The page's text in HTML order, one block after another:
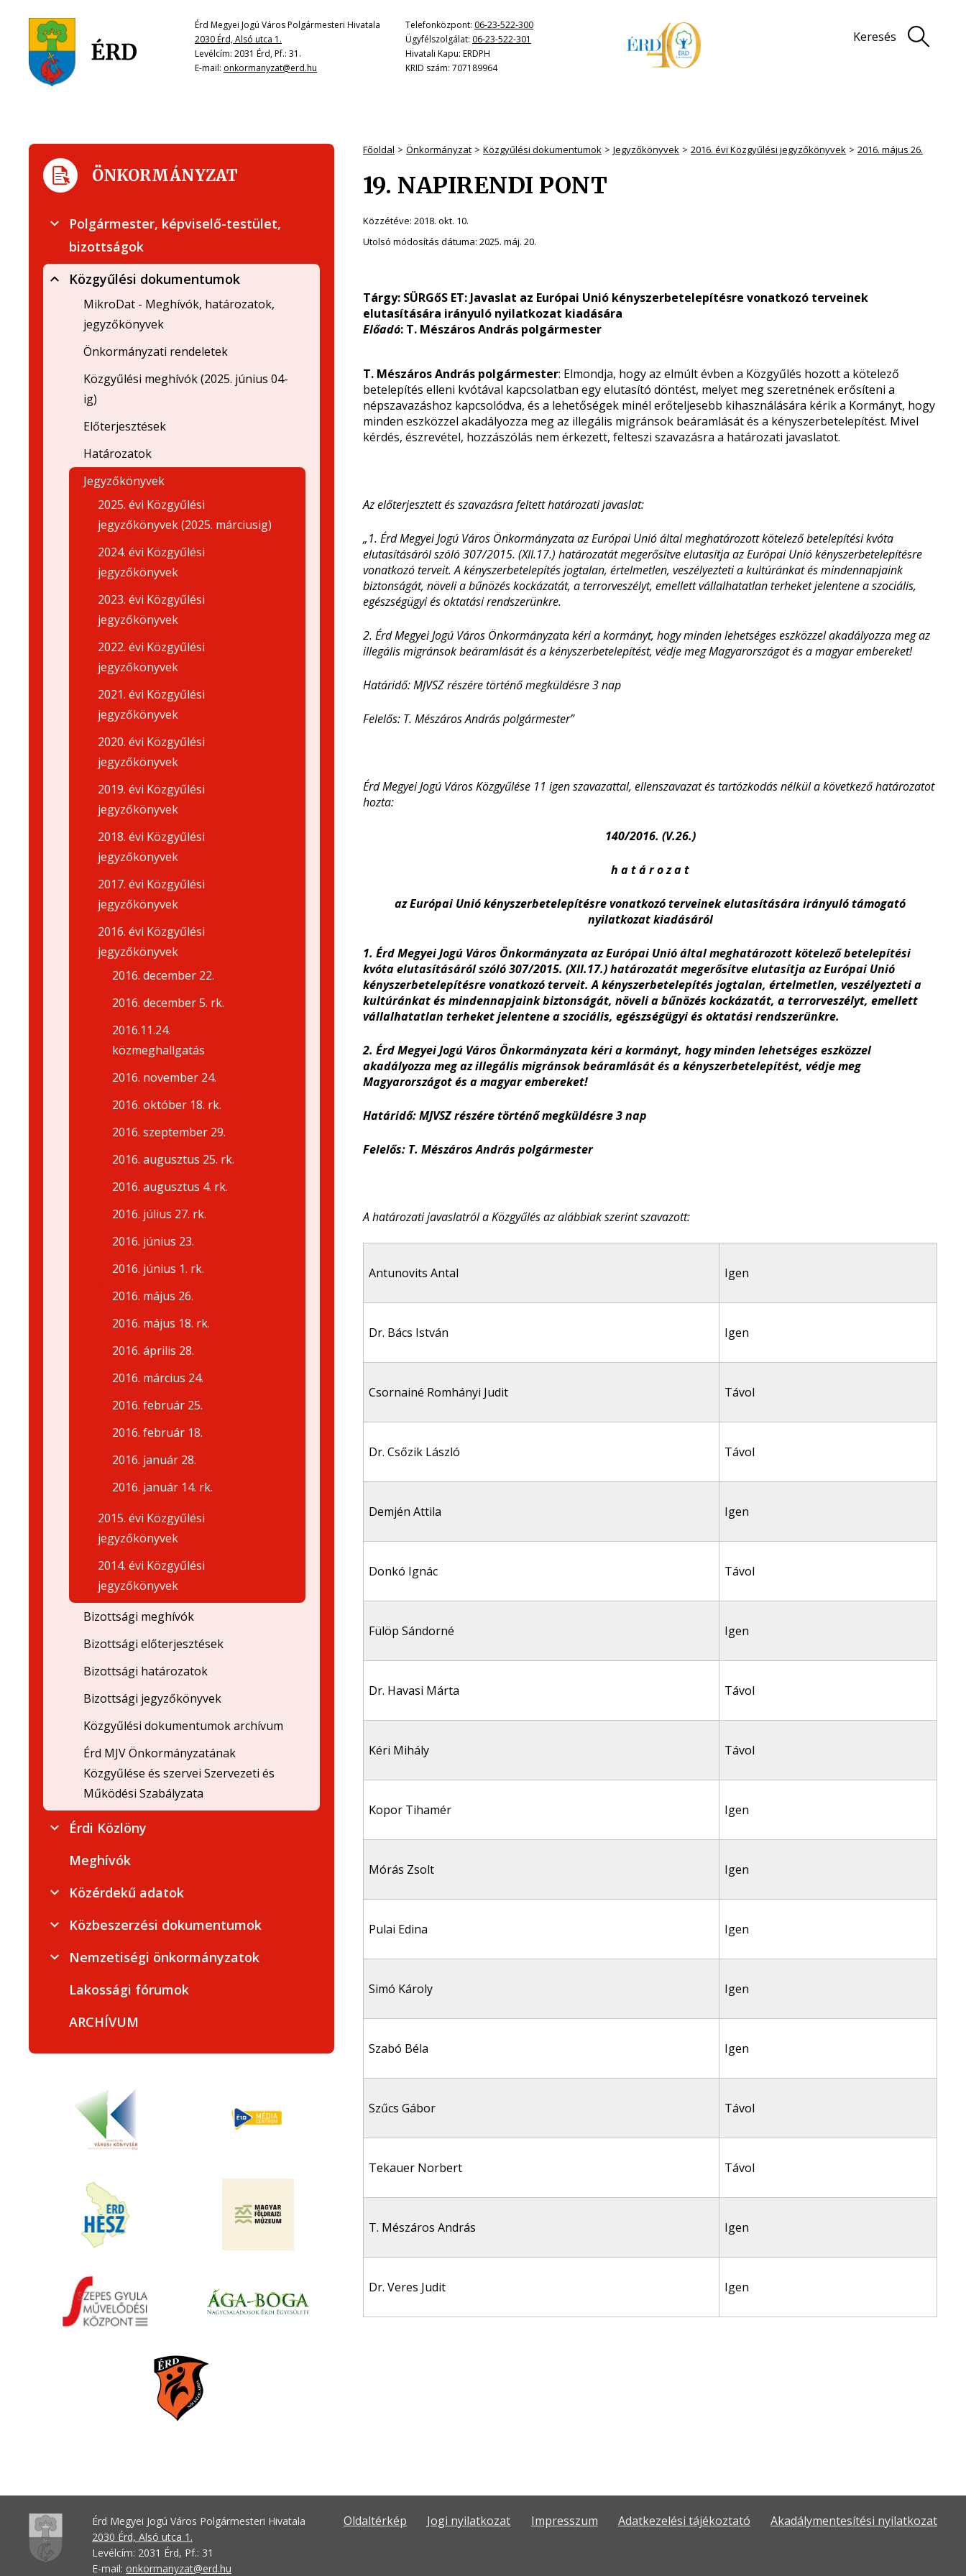
Érd Megyei Jogú Város Polgármesteri Hivatala
2030 Érd, Alsó utca 1.
Levélcím: 2031 Érd, Pf.: 31.
E-mail: onkormanyzat@erd.hu
Telefonközpont: 06-23-522-300
Ügyfélszolgálat: 06-23-522-301
Hivatali Kapu: ERDPH
KRID szám: 707189964
Keresés
Főoldal Önkormányzat Közgyűlési dokumentumok Jegyzőkönyvek 2016. évi Közgyűlési jegyzőkönyvek 2016. május 26.
19. NAPIRENDI PONT
Közzétéve: 2018. okt. 10.
Utolsó módosítás dátuma: 2025. máj. 20.
Tárgy: SÜRGőS ET: Javaslat az Európai Unió kényszerbetelepítésre vonatkozó terveinek
elutasítására irányuló nyilatkozat kiadására
Előadó: T. Mészáros András polgármester
T. Mészáros András polgármester: Elmondja, hogy az elmúlt évben a Közgyűlés hozott a kötelező
betelepítés elleni kvótával kapcsolatban egy elutasító döntést, melyet meg szeretnének erősíteni a
népszavazáshoz kapcsolódva, és a lehetőségek minél erőteljesebb kihasználására kérik a Kormányt, hogy
minden eszközzel akadályozza meg az illegális migránsok beáramlását és a kényszerbetelepítést. Mivel
kérdés, észrevétel, hozzászólás nem érkezett, felteszi szavazásra a határozati javaslatot.
Az előterjesztett és szavazásra feltett határozati javaslat:
„1. Érd Megyei Jogú Város Önkormányzata az Európai Unió által meghatározott kötelező betelepítési kvóta
elutasításáról szóló 307/2015. (XII.17.) határozatát megerősítve elutasítja az Európai Unió kényszerbetelepítésre
vonatkozó terveit. A kényszerbetelepítés jogtalan, értelmetlen, veszélyezteti a kultúránkat és mindennapjaink
biztonságát, növeli a bűnözés kockázatát, a terrorveszélyt, emellett vállalhatatlan terheket jelentene a szociális,
egészségügyi és oktatási rendszerünkre.
2. Érd Megyei Jogú Város Önkormányzata kéri a kormányt, hogy minden lehetséges eszközzel akadályozza meg az
illegális migránsok beáramlását és a kényszerbetelepítést, védje meg Magyarországot és a magyar embereket!
Határidő: MJVSZ részére történő megküldésre 3 nap
Felelős: T. Mészáros András polgármester”
Érd Megyei Jogú Város Közgyűlése 11 igen szavazattal, ellenszavazat és tartózkodás nélkül a következő határozatot
hozta:
140/2016. (V.26.)
h a t á r o z a t
az Európai Unió kényszerbetelepítésre vonatkozó terveinek elutasítására irányuló támogató
nyilatkozat kiadásáról
1. Érd Megyei Jogú Város Önkormányzata az Európai Unió által meghatározott kötelező betelepítési
kvóta elutasításáról szóló 307/2015. (XII.17.) határozatát megerősítve elutasítja az Európai Unió
kényszerbetelepítésre vonatkozó terveit. A kényszerbetelepítés jogtalan, értelmetlen, veszélyezteti a
kultúránkat és mindennapjaink biztonságát, növeli a bűnözés kockázatát, a terrorveszélyt, emellett
vállalhatatlan terheket jelentene a szociális, egészségügyi és oktatási rendszerünkre.
2. Érd Megyei Jogú Város Önkormányzata kéri a kormányt, hogy minden lehetséges eszközzel
akadályozza meg az illegális migránsok beáramlását és a kényszerbetelepítést, védje meg
Magyarországot és a magyar embereket!
Határidő: MJVSZ részére történő megküldésre 3 nap
Felelős: T. Mészáros András polgármester
A határozati javaslatról a Közgyűlés az alábbiak szerint szavazott:
Antunovits Antal Igen
Dr. Bács István Igen
Csornainé Romhányi Judit Távol
Dr. Csőzik László Távol
Demjén Attila Igen
Donkó Ignác Távol
Fülöp Sándorné Igen
Dr. Havasi Márta Távol
Kéri Mihály Távol
Kopor Tihamér Igen
Mórás Zsolt Igen
Pulai Edina Igen
Simó Károly Igen
Szabó Béla Igen
Szűcs Gábor Távol
Tekauer Norbert Távol
T. Mészáros András Igen
Dr. Veres Judit Igen
ÖNKORMÁNYZAT
Polgármester, képviselő-testület,
bizottságok
Közgyűlési dokumentumok
MikroDat - Meghívók, határozatok,
jegyzőkönyvek
Önkormányzati rendeletek
Közgyűlési meghívók (2025. június 04-
ig)
Előterjesztések
Határozatok
Jegyzőkönyvek
2025. évi Közgyűlési
jegyzőkönyvek (2025. márciusig)
2024. évi Közgyűlési
jegyzőkönyvek
2023. évi Közgyűlési
jegyzőkönyvek
2022. évi Közgyűlési
jegyzőkönyvek
2021. évi Közgyűlési
jegyzőkönyvek
2020. évi Közgyűlési
jegyzőkönyvek
2019. évi Közgyűlési
jegyzőkönyvek
2018. évi Közgyűlési
jegyzőkönyvek
2017. évi Közgyűlési
jegyzőkönyvek
2016. évi Közgyűlési
jegyzőkönyvek
2016. december 22.
2016. december 5. rk.
2016.11.24.
közmeghallgatás
2016. november 24.
2016. október 18. rk.
2016. szeptember 29.
2016. augusztus 25. rk.
2016. augusztus 4. rk.
2016. július 27. rk.
2016. június 23.
2016. június 1. rk.
2016. május 26.
2016. május 18. rk.
2016. április 28.
2016. március 24.
2016. február 25.
2016. február 18.
2016. január 28.
2016. január 14. rk.
2015. évi Közgyűlési
jegyzőkönyvek
2014. évi Közgyűlési
jegyzőkönyvek
Bizottsági meghívók
Bizottsági előterjesztések
Bizottsági határozatok
Bizottsági jegyzőkönyvek
Közgyűlési dokumentumok archívum
Érd MJV Önkormányzatának
Közgyűlése és szervei Szervezeti és
Működési Szabályzata
Érdi Közlöny
Meghívók
Közérdekű adatok
Közbeszerzési dokumentumok
Nemzetiségi önkormányzatok
Lakossági fórumok
ARCHÍVUM
Érd Megyei Jogú Város Polgármesteri Hivatala
2030 Érd, Alsó utca 1.
Levélcím: 2031 Érd, Pf.: 31
E-mail: onkormanyzat@erd.hu
Oldaltérkép Jogi nyilatkozat Impresszum Adatkezelési tájékoztató Akadálymentesítési nyilatkozat